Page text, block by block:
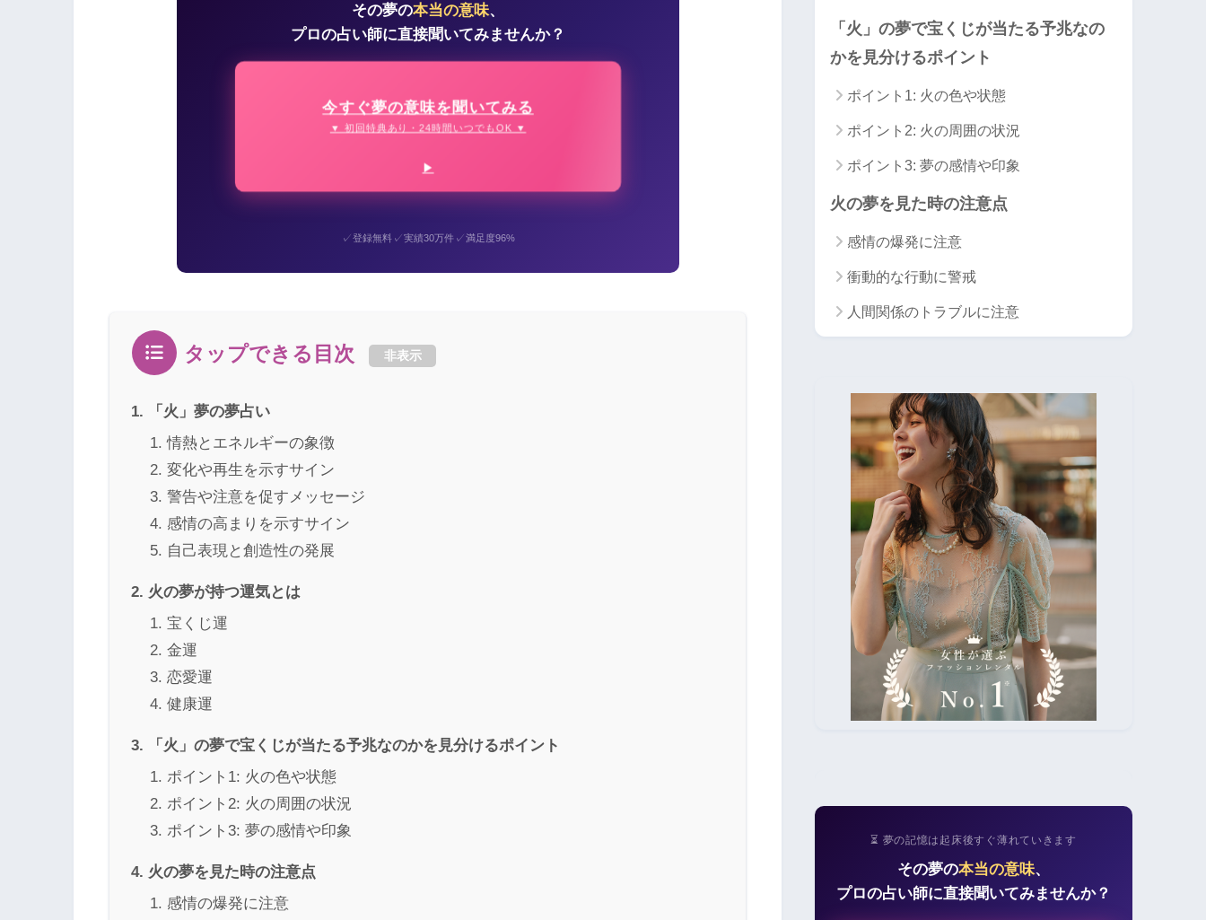
その夢の本当の意味、
プロの占い師に直接聞いてみませんか？
今すぐ夢の意味を聞いてみる
▼ 初回特典あり・24時間いつでもOK ▼
✓登録無料✓実績30万件✓満足度96%
タップできる目次 非表示
「火」夢の夢占い
情熱とエネルギーの象徴
変化や再生を示すサイン
警告や注意を促すメッセージ
感情の高まりを示すサイン
自己表現と創造性の発展
火の夢が持つ運気とは
宝くじ運
金運
恋愛運
健康運
「火」の夢で宝くじが当たる予兆なのかを見分けるポイント
ポイント1: 火の色や状態
ポイント2: 火の周囲の状況
ポイント3: 夢の感情や印象
火の夢を見た時の注意点
感情の爆発に注意
「火」の夢で宝くじが当たる予兆なの
かを見分けるポイント
ポイント1: 火の色や状態
ポイント2: 火の周囲の状況
ポイント3: 夢の感情や印象
火の夢を見た時の注意点
感情の爆発に注意
衝動的な行動に警戒
人間関係のトラブルに注意
⏳ 夢の記憶は起床後すぐ薄れていきます
その夢の本当の意味、
プロの占い師に直接聞いてみませんか？